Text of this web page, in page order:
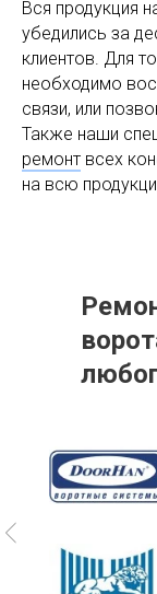
Вся продукция
убедились за
клиентов. Для
необходимо
связи, или
Также наши
ремонт всех
на всю